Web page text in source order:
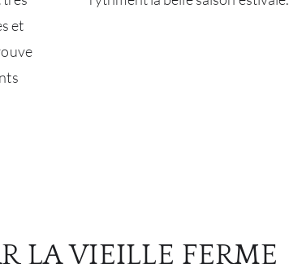
et
LA VIEILLE FERME